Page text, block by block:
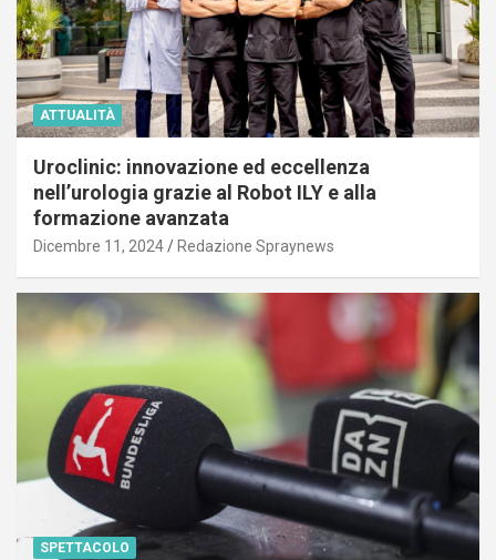
ATTUALITÀ
Uroclinic: innovazione ed eccellenza
nell’urologia grazie al Robot ILY e alla
formazione avanzata
Dicembre 11, 2024 Redazione Spraynews
SPETTACOLO